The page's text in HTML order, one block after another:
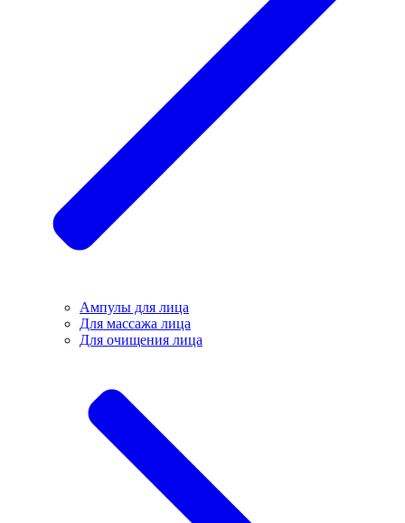
Ампулы для лица
Для массажа лица
Для очищения лица